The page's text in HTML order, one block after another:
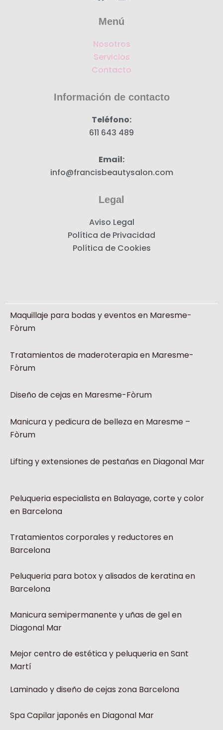
a
c
e
b
o
k
s
t
a
g
a
m
Menú
Nosotros
Servicios
Contacto
Información de contacto
Teléfono:
611 643 489
Email:
info@francisbeautysalon.com
Legal
Aviso Legal
Política de Privacidad
Política de Cookies
Maquillaje para bodas y eventos en Maresme-
Fòrum
Tratamientos de maderoterapia en Maresme-
Fòrum
Diseño de cejas en Maresme-Fòrum
Manicura y pedicura de belleza en Maresme –
Fòrum
Lifting y extensiones de pestañas en Diagonal Mar
Peluqueria especialista en Balayage, corte y color
en Barcelona
Tratamientos corporales y reductores en
Barcelona
Peluqueria para botox y alisados de keratina en
Barcelona
Manicura semipermanente y uñas de gel en
Diagonal Mar
Mejor centro de estética y peluqueria en Sant
Martí
Laminado y diseño de cejas zona Barcelona
Spa Capilar japonés en Diagonal Mar